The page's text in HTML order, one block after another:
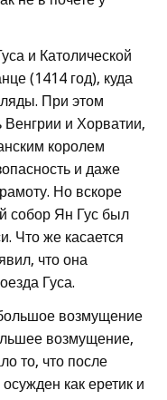
и Католической
(1414 год), куда
При этом
Венгрии и Хорватии,
королем
и даже
Но вскоре
собор Ян Гус был
Что же касается
что она
Гуса.
возмущение
возмущение,
то, что после
как еретик и